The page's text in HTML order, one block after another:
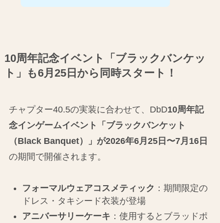
10周年記念イベント「ブラックバンケッ
ト」も6月25日から同時スタート！
チャプター40.5の実装に合わせて、DbD10周年記
念インゲームイベント「ブラックバンケット
（Black Banquet）」が2026年6月25日〜7月16日
の期間で開催されます。
フォーマルウェアコスメティック ：期間限定の
ドレス・タキシード衣装が登場
アニバーサリーケーキ ：使用するとブラッドポ